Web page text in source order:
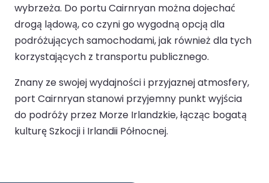
wybrzeża. Do portu Cairnryan można dojechać
drogą lądową, co czyni go wygodną opcją dla
podróżujących samochodami, jak również dla tych
korzystających z transportu publicznego.
Znany ze swojej wydajności i przyjaznej atmosfery,
port Cairnryan stanowi przyjemny punkt wyjścia
do podróży przez Morze Irlandzkie, łącząc bogatą
kulturę Szkocji i Irlandii Północnej.